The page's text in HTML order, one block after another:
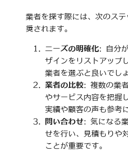
業者を探す際には、次のス
奨されます。
ニーズの明確化: 自分
ザインをリストアップ
業者を選ぶと良いでし
業者の比較: 複数の業
やサービス内容を把握
実績や顧客の声も参考
問い合わせ: 気になる
せを行い、見積もりや
ことが重要です。